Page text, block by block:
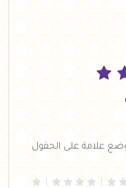
وضع علامة على الحقول